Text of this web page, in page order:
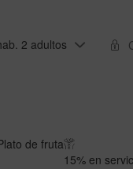
2 adultos
de fruta
15% en